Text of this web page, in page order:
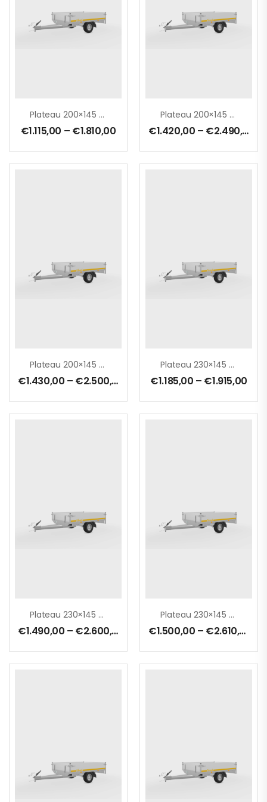
Plateau 200×145 Cm
€1.115,00 – €1.810,00
Plateau 200×145 Cm – 0750 Kg – Ridelles 30 Cm – Freinée
€1.420,00 – €2.490,00
Plateau 200×145 Cm – 1000 Kg – Ridelles 30 Cm – Freinée
€1.430,00 – €2.500,00
Plateau 230×145 Cm
€1.185,00 – €1.915,00
Plateau 230×145 Cm – 0750 Kg – Ridelles 30 Cm – Freinée
€1.490,00 – €2.600,00
Plateau 230×145 Cm – 1000 Kg -Ridelles 30 Cm – Freinée
€1.500,00 – €2.610,00